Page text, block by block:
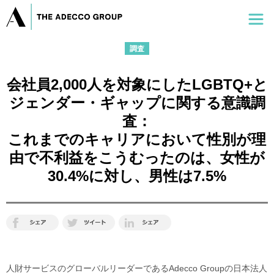
調査
会社員2,000人を対象にしたLGBTQ+と
ジェンダー・ギャップに関する意識調
査：
これまでのキャリアにおいて性別が理
由で不利益をこうむったのは、女性が
30.4%に対し、男性は7.5%
人財サービスのグローバルリーダーであるAdecco Groupの日本法人